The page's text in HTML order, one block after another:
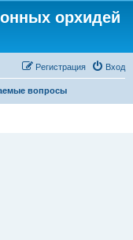
орхидей
Вход
Регистрация
вопросы